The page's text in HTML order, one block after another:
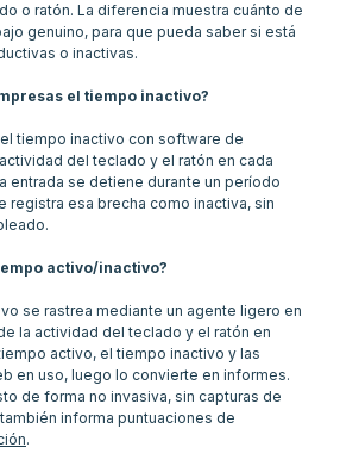
o ratón. La diferencia muestra cuánto de
genuino, para que pueda saber si está
o inactivas.
el tiempo inactivo?
tiempo inactivo con software de
del teclado y el ratón en cada
entrada se detiene durante un período
registra esa brecha como inactiva, sin
activo/inactivo?
se rastrea mediante un agente ligero en
la actividad del teclado y el ratón en
activo, el tiempo inactivo y las
en uso, luego lo convierte en informes.
de forma no invasiva, sin capturas de
informa puntuaciones de
.